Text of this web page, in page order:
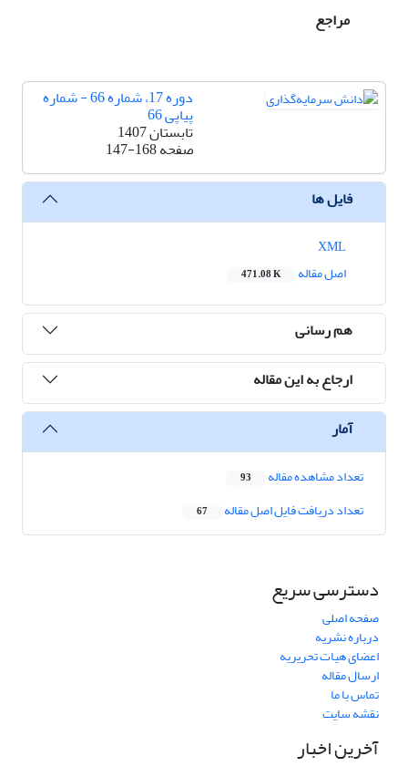
مراجع
دوره 17، شماره 66 - شماره
پیاپی 66
تابستان 1407
صفحه147-168
فایل ها
اصل مقاله
471.08 K
هم رسانی
ارجاع به این مقاله
آمار
تعداد مشاهده مقاله 93
تعداد دریافت فایل اصل مقاله 67
دسترسی سریع
صفحه اصلی
درباره نشریه
اعضای هیات تحریریه
ارسال مقاله
تماس با ما
نقشه سایت
آخرین اخبار